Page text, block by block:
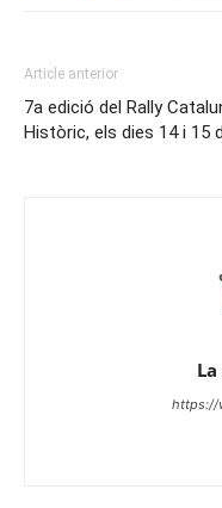
Article anterior
7a edició del Rally
Històric, els dies 14 i 15
https://